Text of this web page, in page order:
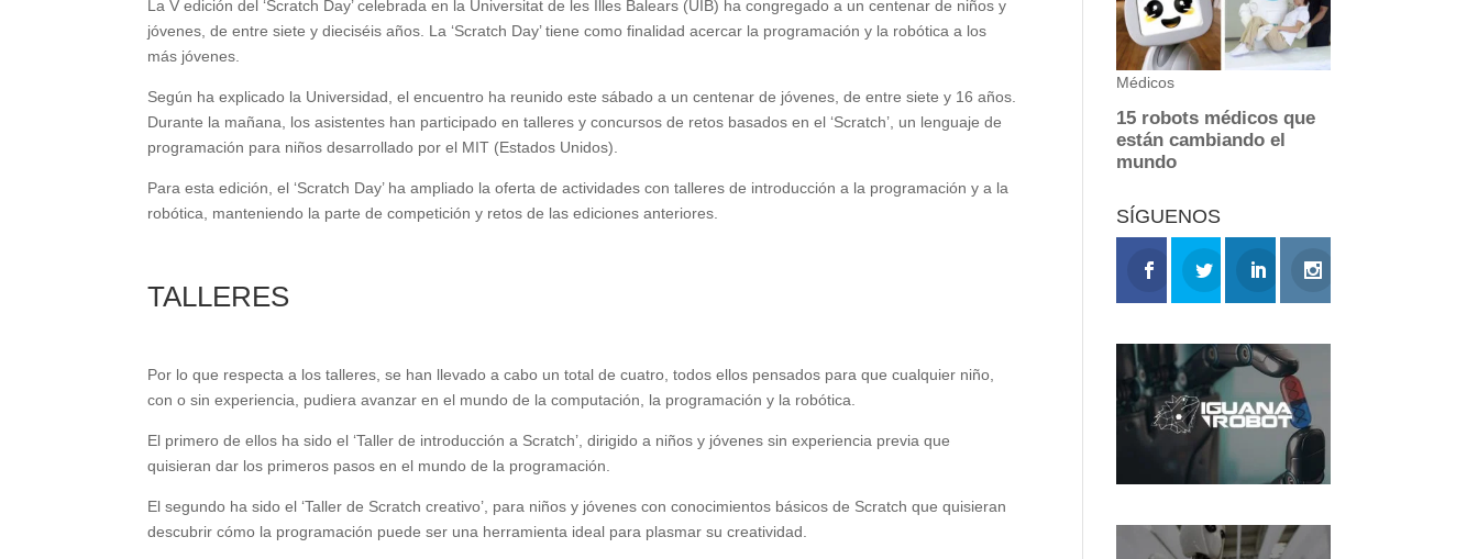
La V edición del ‘Scratch Day’ celebrada en la Universitat de les Illes Balears (UIB) ha congregado a un centenar de niños y
jóvenes, de entre siete y dieciséis años. La ‘Scratch Day’ tiene como finalidad acercar la programación y la robótica a los
más jóvenes.
Según ha explicado la Universidad, el encuentro ha reunido este sábado a un centenar de jóvenes, de entre siete y 16 años.
Durante la mañana, los asistentes han participado en talleres y concursos de retos basados en el ‘Scratch’, un lenguaje de
programación para niños desarrollado por el MIT (Estados Unidos).
Para esta edición, el ‘Scratch Day’ ha ampliado la oferta de actividades con talleres de introducción a la programación y a la
robótica, manteniendo la parte de competición y retos de las ediciones anteriores.
TALLERES
Por lo que respecta a los talleres, se han llevado a cabo un total de cuatro, todos ellos pensados para que cualquier niño,
con o sin experiencia, pudiera avanzar en el mundo de la computación, la programación y la robótica.
El primero de ellos ha sido el ‘Taller de introducción a Scratch’, dirigido a niños y jóvenes sin experiencia previa que
quisieran dar los primeros pasos en el mundo de la programación.
El segundo ha sido el ‘Taller de Scratch creativo’, para niños y jóvenes con conocimientos básicos de Scratch que quisieran
descubrir cómo la programación puede ser una herramienta ideal para plasmar su creatividad.
SÍGUENOS